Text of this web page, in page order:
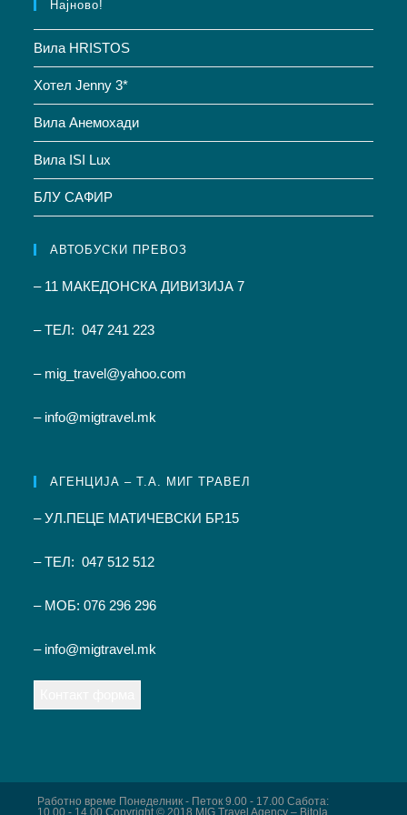
Најново!
Вила HRISTOS
Хотел Jenny 3*
Вила Анемохади
Вила ISI Lux
БЛУ САФИР
АВТОБУСКИ ПРЕВОЗ
– 11 МАКЕДОНСКА ДИВИЗИЈА 7
– ТЕЛ: 047 241 223
– mig_travel@yahoo.com
– info@migtravel.mk
АГЕНЦИЈА – Т.А. МИГ ТРАВЕЛ
– УЛ.ПЕЦЕ МАТИЧЕВСКИ БР.15
– ТЕЛ: 047 512 512
– МОБ: 076 296 296
– info@migtravel.mk
Работно време Понеделник - Петок 9.00 - 17.00 Сабота:
10.00 - 14.00 Copyright © 2018 MIG Travel Agency – Bitola